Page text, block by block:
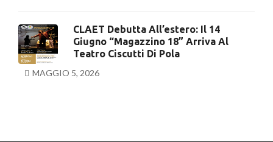
CLAET Debutta All’estero: Il 14
Giugno “Magazzino 18” Arriva Al
Teatro Ciscutti Di Pola
MAGGIO 5, 2026